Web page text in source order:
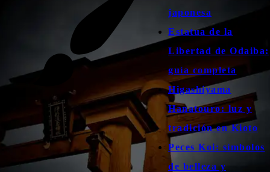
japonesa
Estatua de la
Libertad de Odaiba:
guía completa
Higashiyama
Hanatouro: luz y
tradición en Kioto
Peces Koi: símbolos
de belleza y